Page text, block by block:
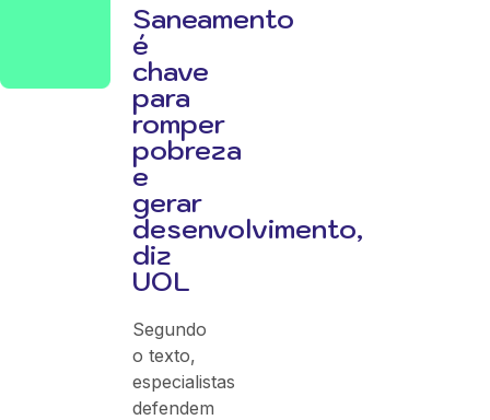
Saneamento
é
chave
para
romper
pobreza
e
gerar
desenvolvimento,
diz
UOL
Segundo
o texto,
especialistas
defendem